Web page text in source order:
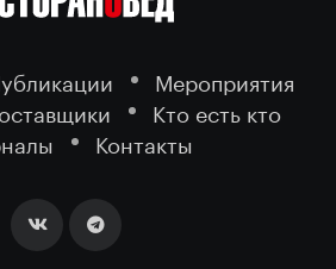
Мероприятия
Кто есть кто
Контакты